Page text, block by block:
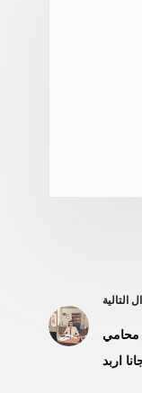
ال التالية
محامي
اربد